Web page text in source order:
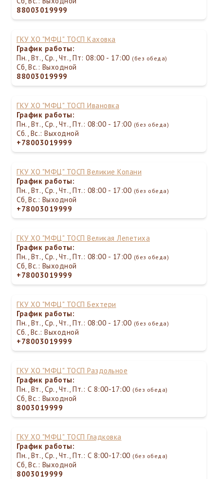
88003019999
ГКУ ХО "МФЦ" ТОСП Каховка
График работы:
Пн., Вт., Ср., Чт., Пт: 08:00 - 17:00 (без обеда)
Сб, Вс.: Выходной
88003019999
ГКУ ХО "МФЦ" ТОСП Ивановка
График работы:
Пн., Вт., Ср., Чт., Пт.: 08:00 - 17:00 (без обеда)
Сб., Вс.: Выходной
+78003019999
ГКУ ХО "МФЦ" ТОСП Великие Копани
График работы:
Пн., Вт., Ср., Чт., Пт.: 08:00 - 17:00 (без обеда)
Сб, Вс.: Выходной
+78003019999
ГКУ ХО "МФЦ" ТОСП Великая Лепетиха
График работы:
Пн., Вт., Ср., Чт., Пт.: 08:00 - 17:00 (без обеда)
Сб, Вс.: Выходной
+78003019999
ГКУ ХО "МФЦ" ТОСП Бехтери
График работы:
Пн., Вт., Ср., Чт., Пт.: 08:00 - 17:00 (без обеда)
Сб., Вс.: Выходной
+78003019999
ГКУ ХО "МФЦ" ТОСП Раздольное
График работы:
Пн., Вт., Ср., Чт., Пт.: С 8:00-17:00 (без обеда)
Сб, Вс.: Выходной
8003019999
ГКУ ХО "МФЦ" ТОСП Гладковка
График работы:
Пн., Вт., Ср., Чт., Пт.: С 8:00-17:00 (без обеда)
Сб, Вс.: Выходной
8003019999